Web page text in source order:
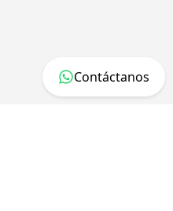
Contáctanos